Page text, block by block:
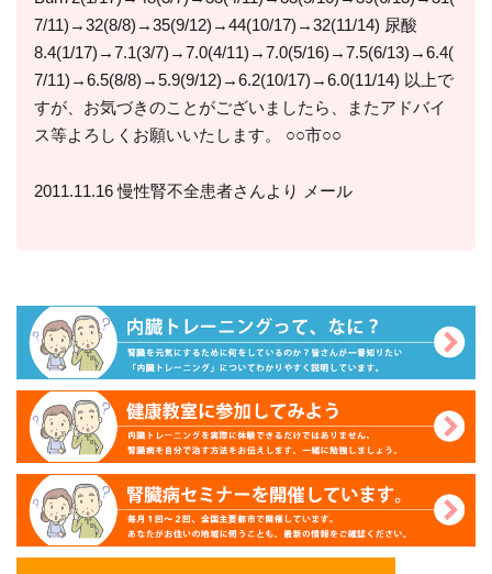
7/11)→32(8/8)→35(9/12)→44(10/17)→32(11/14) 尿酸
8.4(1/17)→7.1(3/7)→7.0(4/11)→7.0(5/16)→7.5(6/13)→6.4(
7/11)→6.5(8/8)→5.9(9/12)→6.2(10/17)→6.0(11/14) 以上で
すが、お気づきのことがございましたら、またアドバイ
ス等よろしくお願いいたします。 ○○市○○
2011.11.16 慢性腎不全患者さんより メール